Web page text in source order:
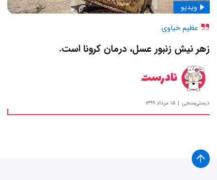
عظیم خیاوی
ویدیو
زهر نیش زنبور عسل، درمان کرونا است.
نادرست
درستی‌سنجی ۱۵ مرداد ۱۳۹۹